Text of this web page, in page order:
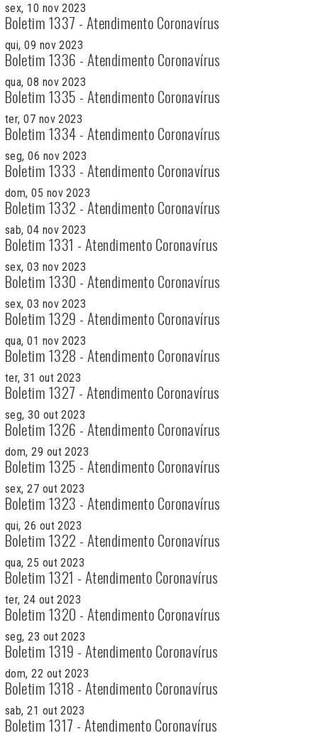
sex, 10 nov 2023
Boletim 1337 - Atendimento Coronavírus
qui, 09 nov 2023
Boletim 1336 - Atendimento Coronavírus
qua, 08 nov 2023
Boletim 1335 - Atendimento Coronavírus
ter, 07 nov 2023
Boletim 1334 - Atendimento Coronavírus
seg, 06 nov 2023
Boletim 1333 - Atendimento Coronavírus
dom, 05 nov 2023
Boletim 1332 - Atendimento Coronavírus
sab, 04 nov 2023
Boletim 1331 - Atendimento Coronavírus
sex, 03 nov 2023
Boletim 1330 - Atendimento Coronavírus
sex, 03 nov 2023
Boletim 1329 - Atendimento Coronavírus
qua, 01 nov 2023
Boletim 1328 - Atendimento Coronavírus
ter, 31 out 2023
Boletim 1327 - Atendimento Coronavírus
seg, 30 out 2023
Boletim 1326 - Atendimento Coronavírus
dom, 29 out 2023
Boletim 1325 - Atendimento Coronavírus
sex, 27 out 2023
Boletim 1323 - Atendimento Coronavírus
qui, 26 out 2023
Boletim 1322 - Atendimento Coronavírus
qua, 25 out 2023
Boletim 1321 - Atendimento Coronavírus
ter, 24 out 2023
Boletim 1320 - Atendimento Coronavírus
seg, 23 out 2023
Boletim 1319 - Atendimento Coronavírus
dom, 22 out 2023
Boletim 1318 - Atendimento Coronavírus
sab, 21 out 2023
Boletim 1317 - Atendimento Coronavírus